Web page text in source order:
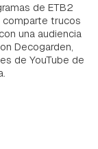
de ETB2
comparte trucos
una audiencia
Decogarden,
de YouTube de